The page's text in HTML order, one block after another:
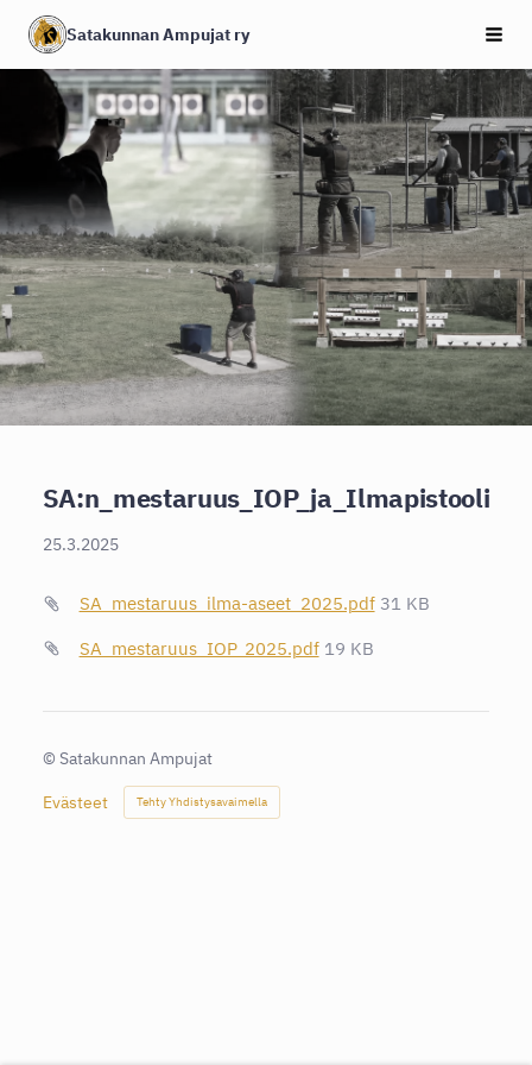
Siirry
sivun
sisältöön
Satakunnan Ampujat ry
SA:n_mestaruus_IOP_ja_Ilmapistooli
25.3.2025
SA_mestaruus_ilma-aseet_2025.pdf 31 KB
SA_mestaruus_IOP_2025.pdf 19 KB
© Satakunnan Ampujat
Evästeet Tehty Yhdistysavaimella